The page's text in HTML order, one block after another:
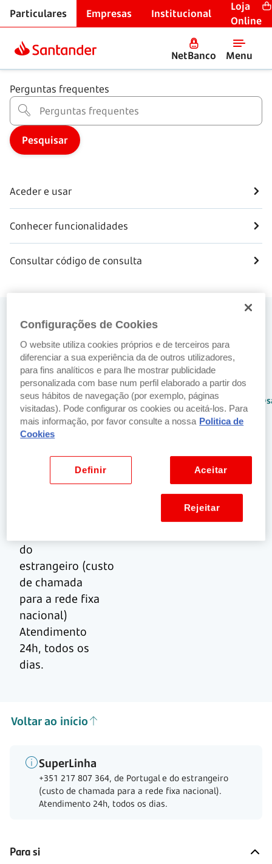
Particulares Empresas Institucional
Loja
Online
NetBanco Menu
Apoio e contactos
SuperLinha
Perguntas frequentes
Aceder e usar
Conhecer funcionalidades
Consultar código de consulta
Precisa de ajuda? Fale connosco
No balcão
Encontre o
balcão
Santander mais
perto de si.
Localizar balcão
Por email
Envie-nos um
email para:
Por telefone
do
estrangeiro (custo
de chamada
para a rede fixa
nacional)
Atendimento
24h, todos os
dias.
Voltar ao início
SuperLinha
+351 217 807 364, de Portugal e do estrangeiro
(custo de chamada para a rede fixa nacional).
Atendimento 24h, todos os dias.
Para si
Configurações de Cookies
O website utiliza cookies próprios e de terceiros para
diferenciar a sua experiência da de outros utilizadores,
para fins analíticos e para lhe mostrar publicidade
personalizada com base num perfil elaborado a partir dos
seus hábitos de navegação (por exemplo, páginas
visitadas). Pode configurar os cookies ou aceitá-los. Para
mais informação, por favor consulte a nossa Politica de
Cookies
Aceitar
Definir
Rejeitar